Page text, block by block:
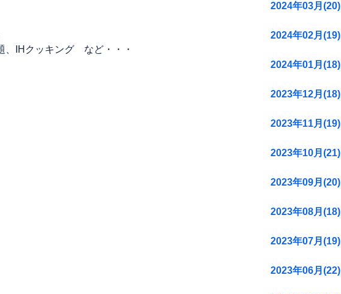
、IHクッキング など・・・
2024年03月(20)
2024年02月(19)
2024年01月(18)
2023年12月(18)
2023年11月(19)
2023年10月(21)
2023年09月(20)
2023年08月(18)
2023年07月(19)
2023年06月(22)